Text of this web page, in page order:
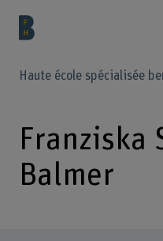
Haute école spécialisée
Franziska
Balmer